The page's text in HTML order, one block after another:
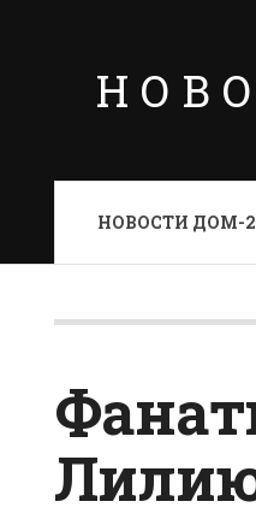
НОВОСТИ ДОМ-2